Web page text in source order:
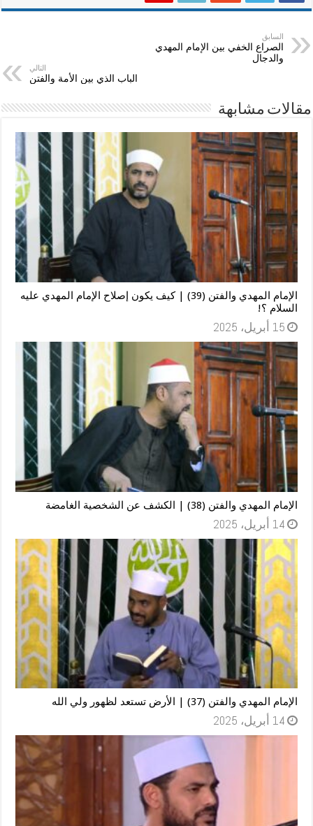
السابق
الصراع الخفي بين الإمام المهدي
والدجال
التالي
الباب الذي بين الأمة والفتن
مقالات مشابهة
الإمام المهدي والفتن (39) | كيف يكون إصلاح الإمام المهدي عليه
السلام ؟!
15 أبريل، 2025
الإمام المهدي والفتن (38) | الكشف عن الشخصية الغامضة
14 أبريل، 2025
الإمام المهدي والفتن (37) | الأرض تستعد لظهور ولي الله
14 أبريل، 2025